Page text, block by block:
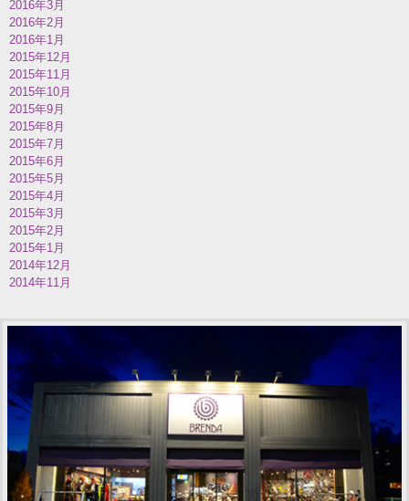
2016年3月
2016年2月
2016年1月
2015年12月
2015年11月
2015年10月
2015年9月
2015年8月
2015年7月
2015年6月
2015年5月
2015年4月
2015年3月
2015年2月
2015年1月
2014年12月
2014年11月